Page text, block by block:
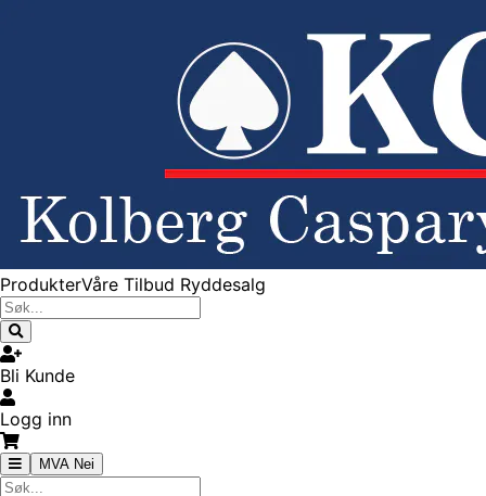
ProdukterVåre Tilbud Ryddesalg
Bli Kunde
Logg inn
MVA Nei